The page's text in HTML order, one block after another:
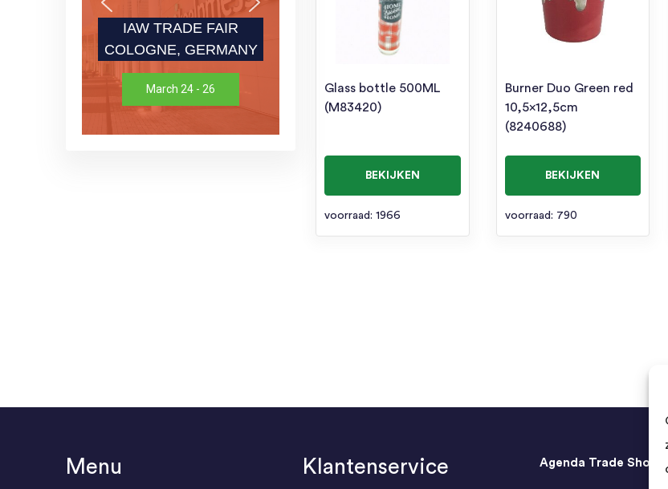
IAW TRADE FAIR
COLOGNE, GERMANY
March 24 - 26
Glass bottle 500ML
(M83420)
BEKIJKEN
voorraad: 1966
Burner Duo Green red
10,5×12,5cm
(8240688)
BEKIJKEN
voorraad: 790
Menu Klantenservice Agenda Trade Shows